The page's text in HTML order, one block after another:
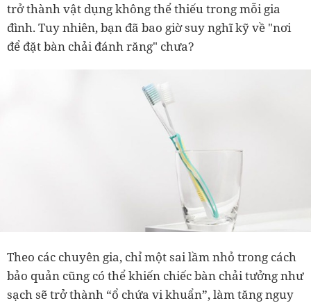
trở thành vật dụng không thể thiếu trong mỗi gia
đình. Tuy nhiên, bạn đã bao giờ suy nghĩ kỹ về "nơi
để đặt bàn chải đánh răng" chưa?
Theo các chuyên gia, chỉ một sai lầm nhỏ trong cách
bảo quản cũng có thể khiến chiếc bàn chải tưởng như
sạch sẽ trở thành “ổ chứa vi khuẩn”, làm tăng nguy